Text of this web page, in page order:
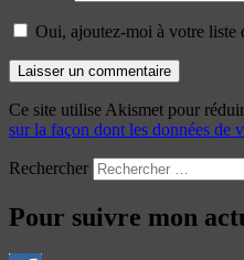
Oui, ajoutez-moi à votre liste
Ce site utilise Akismet pour
sur la façon dont les données de
Rechercher
Pour suivre mon